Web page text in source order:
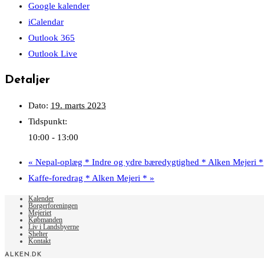
Google kalender
iCalendar
Outlook 365
Outlook Live
Detaljer
Dato: 19. marts 2023
Tidspunkt:
10:00 - 13:00
« Nepal-oplæg * Indre og ydre bæredygtighed * Alken Mejeri *
Kaffe-foredrag * Alken Mejeri * »
Kalender
Borgerforeningen
Mejeriet
Købmanden
Liv i Landsbyerne
Shelter
Kontakt
ALKEN.DK